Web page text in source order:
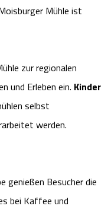
Park
Mühle ist
zur regionalen
und Erleben ein. Kinder
selbst
werden.
genießen Besucher die
bei Kaffee und